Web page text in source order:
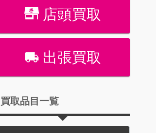
店頭買取
出張買取
買取品目一覧